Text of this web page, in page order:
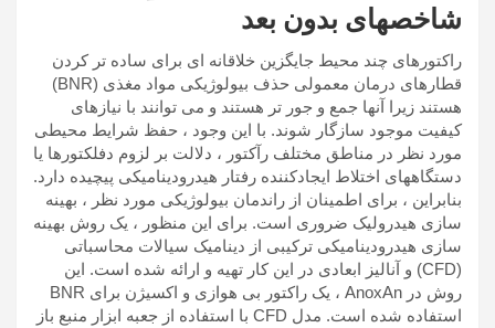
شاخصهای بدون بعد
راکتورهای چند محیط جایگزین خلاقانه ای برای ساده تر کردن
قطارهای درمان معمولی حذف بیولوژیکی مواد مغذی (BNR)
هستند زیرا آنها جمع و جور تر هستند و می توانند با نیازهای
کیفیت موجود سازگار شوند. با این وجود ، حفظ شرایط محیطی
مورد نظر در مناطق مختلف رآکتور ، دلالت بر لزوم دفلکتورها یا
دستگاههای اختلاط ایجادکننده رفتار هیدرودینامیکی پیچیده دارد.
بنابراین ، برای اطمینان از راندمان بیولوژیکی مورد نظر ، بهینه
سازی هیدرولیک ضروری است. برای این منظور ، یک روش بهینه
سازی هیدرودینامیکی ترکیبی از دینامیک سیالات محاسباتی
(CFD) و آنالیز ابعادی در این کار تهیه و ارائه شده است. این
روش در AnoxAn ، یک راکتور بی هوازی و اکسیژن برای BNR
استفاده شده است. مدل CFD با استفاده از جعبه ابزار منبع باز